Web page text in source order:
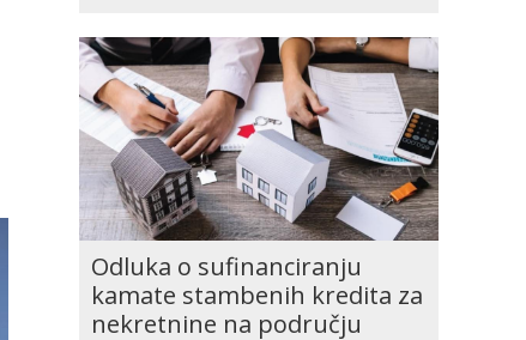
Odluka o sufinanciranju
kamate stambenih kredita za
nekretnine na području